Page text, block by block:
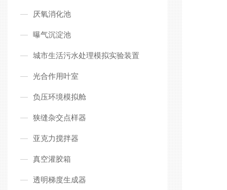
厌氧消化池
曝气沉淀池
城市生活污水处理模拟实验装置
光合作用叶室
负压环境模拟舱
狭缝杂交点样器
亚克力搅拌器
真空灌胶箱
透明梯度生成器